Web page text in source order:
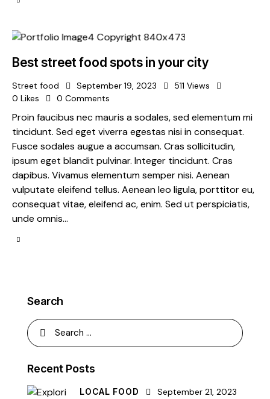
Best street food spots in your city
Street food September 19, 2023 511 Views
0 Likes 0 Comments
Proin faucibus nec mauris a sodales, sed elementum mi
tincidunt. Sed eget viverra egestas nisi in consequat.
Fusce sodales augue a accumsan. Cras sollicitudin,
ipsum eget blandit pulvinar. Integer tincidunt. Cras
dapibus. Vivamus elementum semper nisi. Aenean
vulputate eleifend tellus. Aenean leo ligula, porttitor eu,
consequat vitae, eleifend ac, enim. Sed ut perspiciatis,
unde omnis…
Search
Recent Posts
LOCAL FOOD September 21, 2023